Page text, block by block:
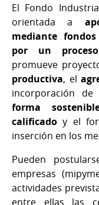
El Fondo
orientada a
mediante
por un
promueve
productiva, el
incorporación de
forma
calificado y el
inserción en los
Pueden
empresas
actividades
entre ellas las